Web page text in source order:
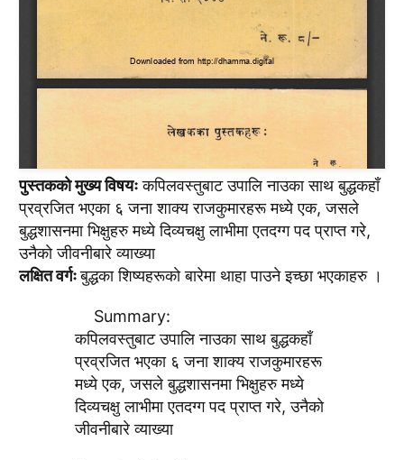
पुस्तककाे मुख्य विषयःकपिलवस्तुबाट उपालि नाउका साथ बुद्धकहाँ
प्रव्रजित भएका ६ जना शाक्य राजकुमारहरू मध्ये एक, जसले
बुद्धशासनमा भिक्षुहरु मध्ये दिव्यचक्षु लाभीमा एतदग्ग पद प्राप्त गरे,
उनैकाे जीवनीबारे व्याख्या
लक्षित वर्गःबुद्धका शिष्यहरूकाे बारेमा थाहा पाउने इच्छा भएकाहरु ।
Summary:
कपिलवस्तुबाट उपालि नाउका साथ बुद्धकहाँ
प्रव्रजित भएका ६ जना शाक्य राजकुमारहरू
मध्ये एक, जसले बुद्धशासनमा भिक्षुहरु मध्ये
दिव्यचक्षु लाभीमा एतदग्ग पद प्राप्त गरे, उनैकाे
जीवनीबारे व्याख्या